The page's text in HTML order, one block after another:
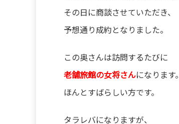
その日に商談させていただき、
予想通り成約となりました。
この奥さんは訪問するたびに
老舗旅館の女将さんになります。
ほんとすばらしい方です。
タラレバになりますが、